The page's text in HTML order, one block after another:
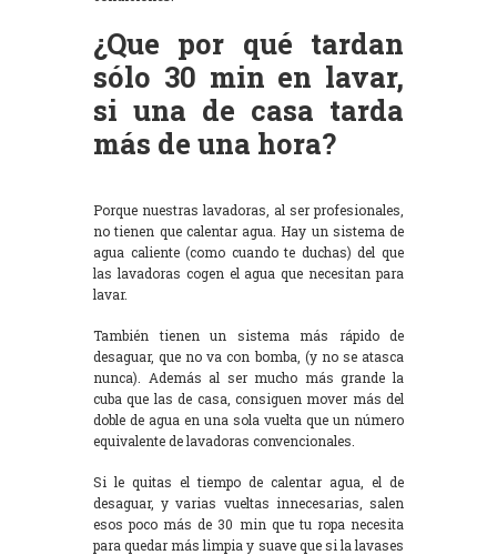
¿Que por qué tardan
sólo 30 min en lavar,
si una de casa tarda
más de una hora?
Porque nuestras lavadoras, al ser profesionales,
no tienen que calentar agua. Hay un sistema de
agua caliente (como cuando te duchas) del que
las lavadoras cogen el agua que necesitan para
lavar.
También tienen un sistema más rápido de
desaguar, que no va con bomba, (y no se atasca
nunca). Además al ser mucho más grande la
cuba que las de casa, consiguen mover más del
doble de agua en una sola vuelta que un número
equivalente de lavadoras convencionales.
Si le quitas el tiempo de calentar agua, el de
desaguar, y varias vueltas innecesarias, salen
esos poco más de 30 min que tu ropa necesita
para quedar más limpia y suave que si la lavases